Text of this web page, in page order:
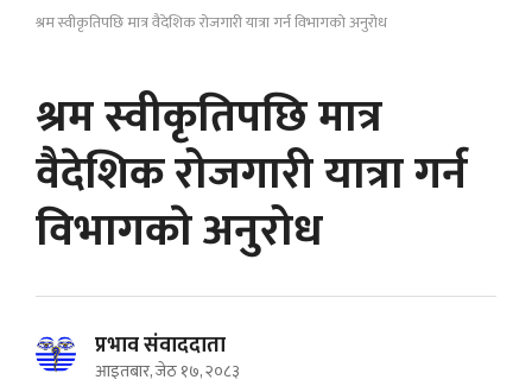
श्रम स्वीकृतिपछि मात्र वैदेशिक रोजगारी यात्रा गर्न विभागकाे अनुरोध
श्रम स्वीकृतिपछि मात्र
वैदेशिक रोजगारी यात्रा गर्न
विभागकाे अनुरोध
प्रभाव संवाददाता
आइतबार, जेठ १७, २०८३